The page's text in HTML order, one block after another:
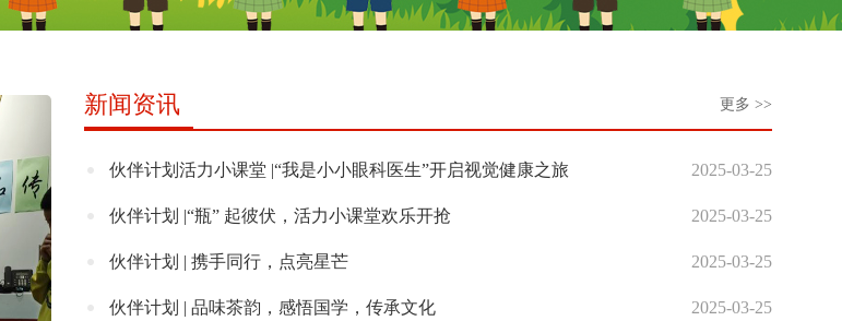
更多 >>
新闻资讯
2025-03-25
伙伴计划活力小课堂 |“我是小小眼科医生”开启视觉健康之旅
2025-03-25
伙伴计划 |“瓶” 起彼伏，活力小课堂欢乐开抢
2025-03-25
伙伴计划 | 携手同行，点亮星芒
2025-03-25
伙伴计划 | 品味茶韵，感悟国学，传承文化